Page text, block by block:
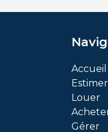
Accueil
Estimer
Louer
Gérer